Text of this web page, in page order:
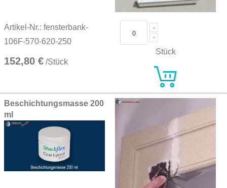
Artikel-Nr.: fensterbank-
106F-570-620-250
152,80 € /Stück
Stück
Beschichtungsmasse 200
ml